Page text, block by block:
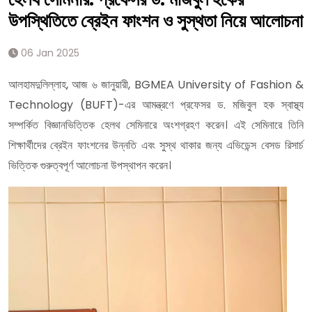
উপস্থিতিতে ব্রেইন ফাংশন ও সুস্থতা নিয়ে আলোচনা
06 Jan 2025
আলহামদুলিল্লাহ, আজ ৬ জানুয়ারী, BGMEA University of Fashion &
Technology (BUFT)-এর আমন্ত্রণে প্রফেসর ড. মজিবুল হক স্বাস্থ্য
সম্পর্কিত বিজ্ঞানভিত্তিক হেলথ সেমিনারে অংশগ্রহণ করেন। এই সেমিনারে তিনি
শিক্ষার্থীদের ব্রেইন ফাংশনের উন্নতি এবং সুস্থ থাকার জন্য এভিডেন্স বেসড রিসার্চ
ভিত্তিক গুরুত্বপূর্ণ আলোচনা উপস্থাপন করেন।